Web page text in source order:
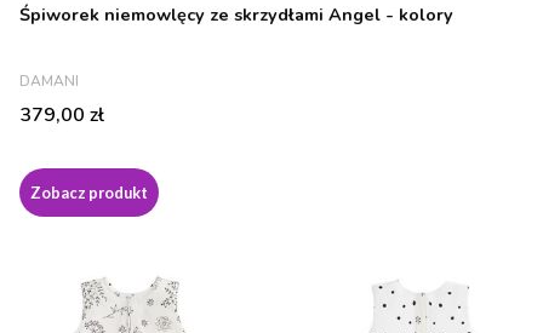
Śpiworek niemowlęcy ze skrzydłami Angel - kolory
PRODUCENT
DAMANI
Cena
379,00 zł
Zobacz produkt